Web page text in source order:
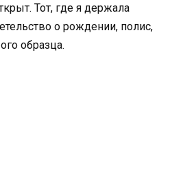
Тот, где я держала
о рождении, полис,
образца.